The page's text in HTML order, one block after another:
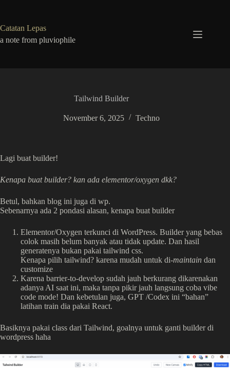
Catatan Lepas
a note from pluviophile
Tailwind Builder
November 6, 2025 Techno
Lagi buat builder!
Kenapa buat builder? kan ada elementor/oxygen dkk?
Betul, bahkan blog ini juga di wp.
Sebenarnya ada 2 pondasi alasan, kenapa buat builder
Elementor/Oxygen terkunci di WordPress. Builder yang bebas
colok masih belum banyak atau tidak update. Dan hasil
generatenya bukan pakai tailwind css.
Kenapa pilih tailwind? karena mudah untuk di-maintain dan
customize
Karena barrier-to-develop sudah jauh berkurang dikarenakan
adanya AI saat ini, maka tanpa pikir jauh langsung coba vibe
code mode! Dan kebetulan juga, GPT /Codex ini “bahan”
latihan train dia pakai React.
Basiknya pakai class dari Tailwind, goalnya untuk ganti builder di
wordpress haha